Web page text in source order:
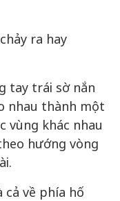
ra hay
tay trái sờ nắn
nhau thành một
vùng khác nhau
hướng vòng
cả về phía hố